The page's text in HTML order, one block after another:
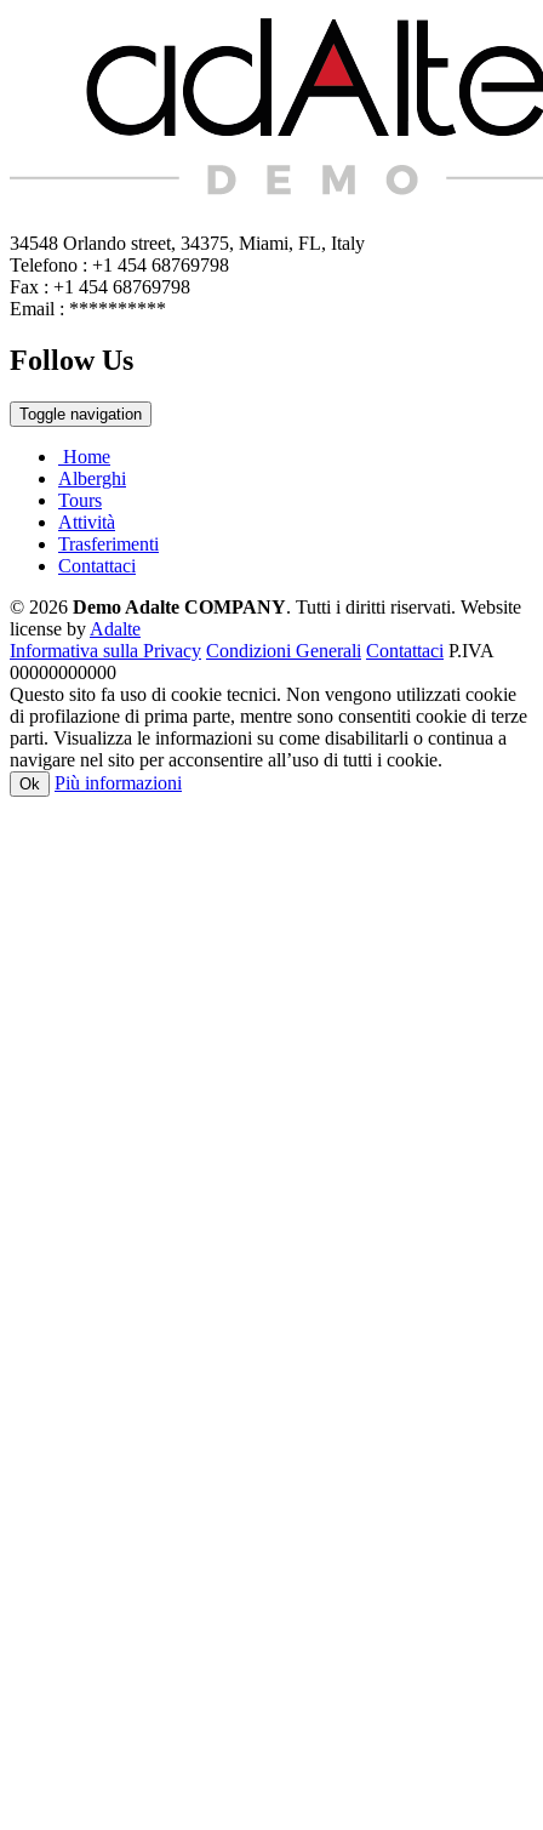
34548 Orlando street, 34375, Miami, FL, Italy
Telefono : +1 454 68769798
Fax : +1 454 68769798
Email : **********
Follow Us
Toggle navigation
Home
Alberghi
Tours
Attività
Trasferimenti
Contattaci
© 2026 Demo Adalte COMPANY. Tutti i diritti riservati. Website
license by Adalte
Informativa sulla Privacy Condizioni Generali Contattaci P.IVA
00000000000
Questo sito fa uso di cookie tecnici. Non vengono utilizzati cookie
di profilazione di prima parte, mentre sono consentiti cookie di terze
parti. Visualizza le informazioni su come disabilitarli o continua a
navigare nel sito per acconsentire all’uso di tutti i cookie.
Ok Più informazioni